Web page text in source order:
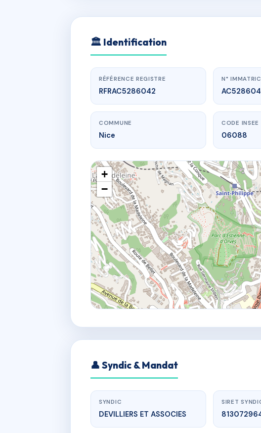
LE
14 av
🏛 Identification
RÉFÉRENCE REGISTRE
RFRAC5286042
N°
COMMUNE
Nice
CODE INSEE
06088
+
−
👤 Syndic & Mandat
SYNDIC
DEVILLIERS ET ASSOCIES
SIRET